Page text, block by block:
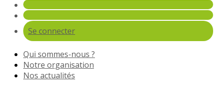
Se connecter
Qui sommes-nous ?
Notre organisation
Nos actualités